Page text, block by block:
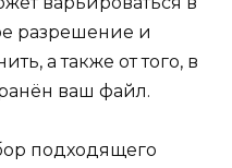
разрешение и
а также от того, в
ваш файл.
подходящего